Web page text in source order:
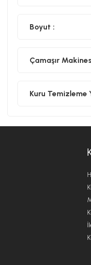
Boyut :
Çamaşır
Kuru Temizleme